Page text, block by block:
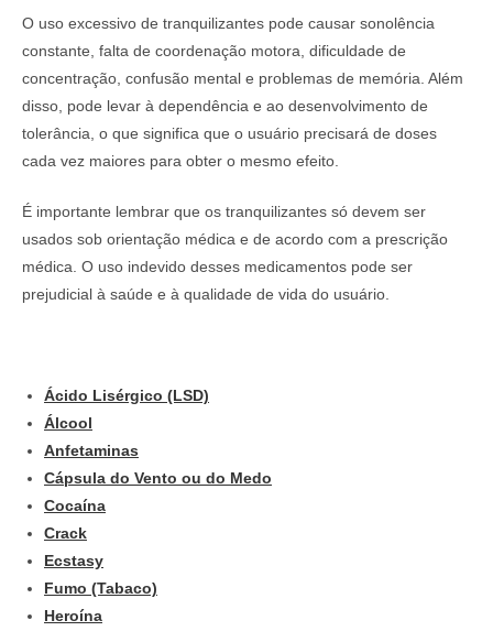
O uso excessivo de tranquilizantes pode causar sonolência
constante, falta de coordenação motora, dificuldade de
concentração, confusão mental e problemas de memória. Além
disso, pode levar à dependência e ao desenvolvimento de
tolerância, o que significa que o usuário precisará de doses
cada vez maiores para obter o mesmo efeito.
É importante lembrar que os tranquilizantes só devem ser
usados sob orientação médica e de acordo com a prescrição
médica. O uso indevido desses medicamentos pode ser
prejudicial à saúde e à qualidade de vida do usuário.
Ácido Lisérgico (LSD)
Álcool
Anfetaminas
Cápsula do Vento ou do Medo
Cocaína
Crack
Ecstasy
Fumo (Tabaco)
Heroína